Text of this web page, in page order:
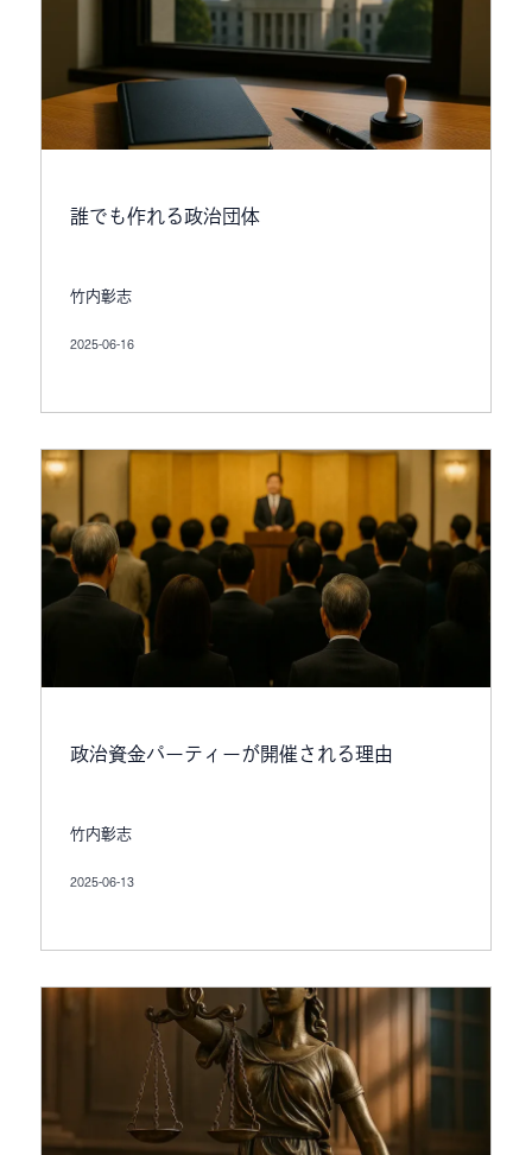
誰でも作れる政治団体
竹内彰志
2025-06-16
政治資金パーティーが開催される理由
竹内彰志
2025-06-13